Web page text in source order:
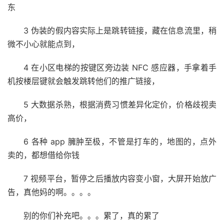
东
3 伪装的假内容实际上是跳转链接，藏在信息流里，稍
微不小心就能点到，
4 在小区电梯的按键区旁边装 NFC 感应器，手拿着手
机按楼层键就会触发跳转他们的推广链接，
5 大数据杀熟，根据消费习惯差异化定价，价格歧视卖
高价，
6 各种 app 臃肿至极，不管是打车的，地图的，点外
卖的，都想借给你钱
7 视频平台，暂停之后播放内容变小窗，大屏开始放广
告，真他妈的啊。。。。
别的你们补充吧。。。累了，真的累了